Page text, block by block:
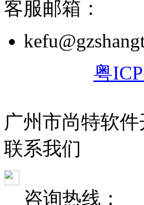
客服邮箱：
粤
广州市尚特软
联系我们
咨询热线：